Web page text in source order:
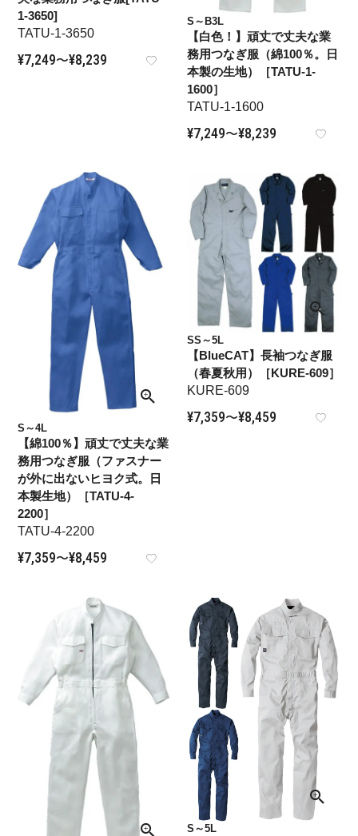
1-3650]
TATU-1-3650
¥7,249〜¥8,239
S～B3L
【白色！】頑丈で丈夫な業
務用つなぎ服（綿100％。日
本製の生地）［TATU-1-
1600］
TATU-1-1600
¥7,249〜¥8,239
S～4L
【綿100％】頑丈で丈夫な業
務用つなぎ服（ファスナー
が外に出ないヒヨク式。日
本製生地）［TATU-4-
2200］
TATU-4-2200
¥7,359〜¥8,459
SS～5L
【BlueCAT】長袖つなぎ服
（春夏秋用）［KURE-609］
KURE-609
¥7,359〜¥8,459
S～5L